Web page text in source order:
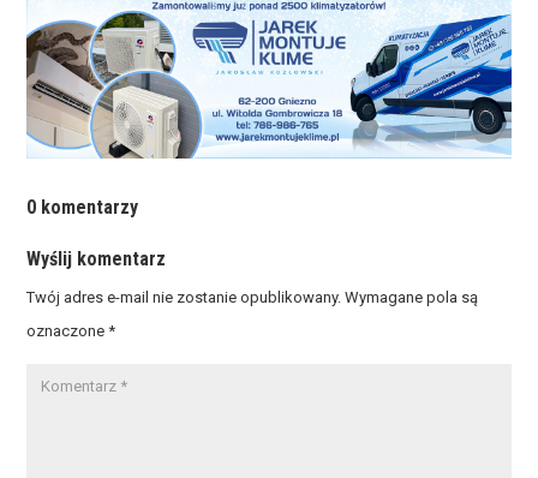
0 komentarzy
Wyślij komentarz
Twój adres e-mail nie zostanie opublikowany. Wymagane pola są
oznaczone*